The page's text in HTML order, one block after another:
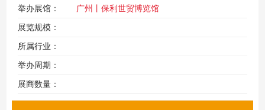
举办展馆：
广州丨保利世贸博览馆
展览规模：
所属行业：
举办周期：
展商数量：